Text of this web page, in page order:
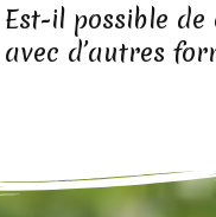
Est-il possible
avec d’autres